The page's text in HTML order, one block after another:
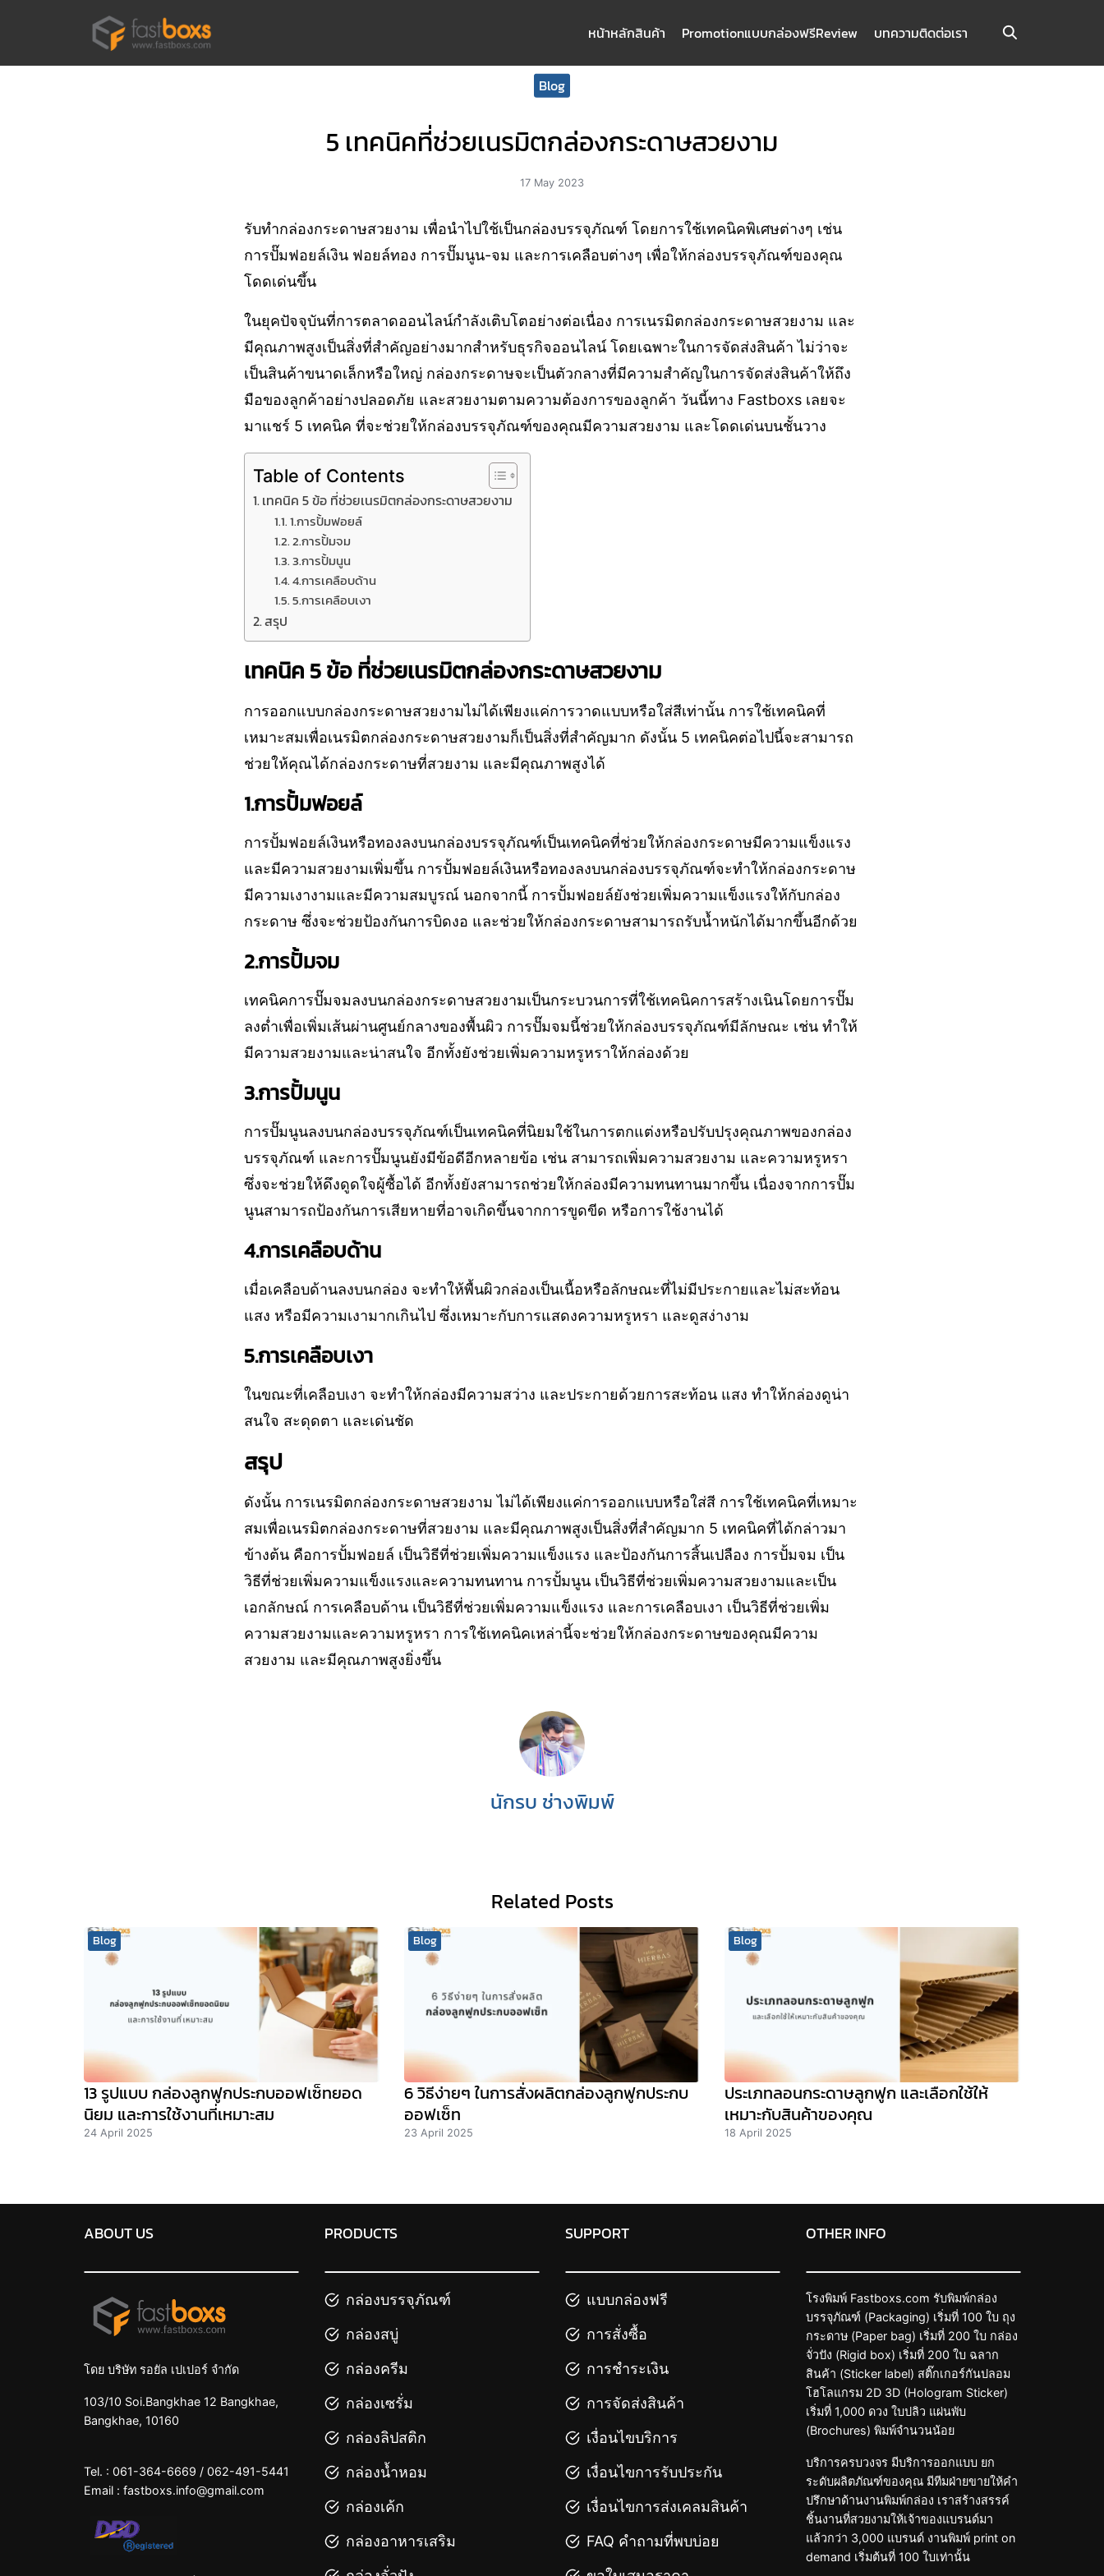
หน้าหลักสินค้า Promotionแบบกล่องฟรีReview บทความติดต่อเรา
Blog
5 เทคนิคที่ช่วยเนรมิตกล่องกระดาษสวยงาม
17 May 2023
รับทำกล่องกระดาษสวยงาม เพื่อนำไปใช้เป็นกล่องบรรจุภัณฑ์ โดยการใช้เทคนิคพิเศษต่างๆ เช่น
การปั๊มฟอยล์เงิน ฟอยล์ทอง การปั๊มนูน-จม และการเคลือบต่างๆ เพื่อให้กล่องบรรจุภัณฑ์ของคุณ
โดดเด่นขึ้น
ในยุคปัจจุบันที่การตลาดออนไลน์กำลังเติบโตอย่างต่อเนื่อง การเนรมิตกล่องกระดาษสวยงาม และ
มีคุณภาพสูงเป็นสิ่งที่สำคัญอย่างมากสำหรับธุรกิจออนไลน์ โดยเฉพาะในการจัดส่งสินค้า ไม่ว่าจะ
เป็นสินค้าขนาดเล็กหรือใหญ่ กล่องกระดาษจะเป็นตัวกลางที่มีความสำคัญในการจัดส่งสินค้าให้ถึง
มือของลูกค้าอย่างปลอดภัย และสวยงามตามความต้องการของลูกค้า วันนี้ทาง Fastboxs เลยจะ
มาแชร์ 5 เทคนิค ที่จะช่วยให้กล่องบรรจุภัณฑ์ของคุณมีความสวยงาม และโดดเด่นบนชั้นวาง
Table of Contents
เทคนิค 5 ข้อ ที่ช่วยเนรมิตกล่องกระดาษสวยงาม
1.การปั้มฟอยล์
2.การปั้มจม
3.การปั้มนูน
4.การเคลือบด้าน
5.การเคลือบเงา
สรุป
เทคนิค 5 ข้อ ที่ช่วยเนรมิตกล่องกระดาษสวยงาม
การออกแบบกล่องกระดาษสวยงามไม่ได้เพียงแค่การวาดแบบหรือใส่สีเท่านั้น การใช้เทคนิคที่
เหมาะสมเพื่อเนรมิตกล่องกระดาษสวยงามก็เป็นสิ่งที่สำคัญมาก ดังนั้น 5 เทคนิคต่อไปนี้จะสามารถ
ช่วยให้คุณได้กล่องกระดาษที่สวยงาม และมีคุณภาพสูงได้
1.การปั้มฟอยล์
การปั้มฟอยล์เงินหรือทองลงบนกล่องบรรจุภัณฑ์เป็นเทคนิคที่ช่วยให้กล่องกระดาษมีความแข็งแรง
และมีความสวยงามเพิ่มขึ้น การปั้มฟอยล์เงินหรือทองลงบนกล่องบรรจุภัณฑ์จะทำให้กล่องกระดาษ
มีความเงางามและมีความสมบูรณ์ นอกจากนี้ การปั้มฟอยล์ยังช่วยเพิ่มความแข็งแรงให้กับกล่อง
กระดาษ ซึ่งจะช่วยป้องกันการบิดงอ และช่วยให้กล่องกระดาษสามารถรับน้ำหนักได้มากขึ้นอีกด้วย
2.การปั้มจม
เทคนิคการปั๊มจมลงบนกล่องกระดาษสวยงามเป็นกระบวนการที่ใช้เทคนิคการสร้างเนินโดยการปั๊ม
ลงต่ำเพื่อเพิ่มเส้นผ่านศูนย์กลางของพื้นผิว การปั๊มจมนี้ช่วยให้กล่องบรรจุภัณฑ์มีลักษณะ เช่น ทำให้
มีความสวยงามและน่าสนใจ อีกทั้งยังช่วยเพิ่มความหรูหราให้กล่องด้วย
3.การปั้มนูน
การปั๊มนูนลงบนกล่องบรรจุภัณฑ์เป็นเทคนิคที่นิยมใช้ในการตกแต่งหรือปรับปรุงคุณภาพของกล่อง
บรรจุภัณฑ์ และการปั๊มนูนยังมีข้อดีอีกหลายข้อ เช่น สามารถเพิ่มความสวยงาม และความหรูหรา
ซึ่งจะช่วยให้ดึงดูดใจผู้ซื้อได้ อีกทั้งยังสามารถช่วยให้กล่องมีความทนทานมากขึ้น เนื่องจากการปั๊ม
นูนสามารถป้องกันการเสียหายที่อาจเกิดขึ้นจากการขูดขีด หรือการใช้งานได้
4.การเคลือบด้าน
เมื่อเคลือบด้านลงบนกล่อง จะทำให้พื้นผิวกล่องเป็นเนื้อหรือลักษณะที่ไม่มีประกายและไม่สะท้อน
แสง หรือมีความเงามากเกินไป ซึ่งเหมาะกับการแสดงความหรูหรา และดูสง่างาม
5.การเคลือบเงา
ในขณะที่เคลือบเงา จะทำให้กล่องมีความสว่าง และประกายด้วยการสะท้อน แสง ทำให้กล่องดูน่า
สนใจ สะดุดตา และเด่นชัด
สรุป
ดังนั้น การเนรมิตกล่องกระดาษสวยงาม ไม่ได้เพียงแค่การออกแบบหรือใส่สี การใช้เทคนิคที่เหมาะ
สมเพื่อเนรมิตกล่องกระดาษที่สวยงาม และมีคุณภาพสูงเป็นสิ่งที่สำคัญมาก 5 เทคนิคที่ได้กล่าวมา
ข้างต้น คือการปั้มฟอยล์ เป็นวิธีที่ช่วยเพิ่มความแข็งแรง และป้องกันการสิ้นเปลือง การปั้มจม เป็น
วิธีที่ช่วยเพิ่มความแข็งแรงและความทนทาน การปั้มนูน เป็นวิธีที่ช่วยเพิ่มความสวยงามและเป็น
เอกลักษณ์ การเคลือบด้าน เป็นวิธีที่ช่วยเพิ่มความแข็งแรง และการเคลือบเงา เป็นวิธีที่ช่วยเพิ่ม
ความสวยงามและความหรูหรา การใช้เทคนิคเหล่านี้จะช่วยให้กล่องกระดาษของคุณมีความ
สวยงาม และมีคุณภาพสูงยิ่งขึ้น
นักรบ ช่างพิมพ์
Related Posts
Blog
13 รูปแบบ กล่องลูกฟูกประกบออฟเซ็ทยอด
นิยม และการใช้งานที่เหมาะสม
24 April 2025
Blog
6 วิธีง่ายๆ ในการสั่งผลิตกล่องลูกฟูกประกบ
ออฟเซ็ท
23 April 2025
Blog
ประเภทลอนกระดาษลูกฟูก และเลือกใช้ให้
เหมาะกับสินค้าของคุณ
18 April 2025
ABOUT US
โดย บริษัท รอยัล เปเปอร์ จำกัด
103/10 Soi.Bangkhae 12 Bangkhae,
Bangkhae, 10160
Tel. : 061-364-6669 / 062-491-5441
Email : fastboxs.info@gmail.com
PRODUCTS
กล่องบรรจุภัณฑ์
กล่องสบู่
กล่องครีม
กล่องเซรั่ม
กล่องลิปสติก
กล่องน้ำหอม
กล่องเค้ก
กล่องอาหารเสริม
SUPPORT
แบบกล่องฟรี
การสั่งซื้อ
การชำระเงิน
การจัดส่งสินค้า
เงื่อนไขบริการ
เงื่อนไขการรับประกัน
เงื่อนไขการส่งเคลมสินค้า
FAQ คำถามที่พบบ่อย
OTHER INFO
โรงพิมพ์ Fastboxs.com รับพิมพ์กล่อง
บรรจุภัณฑ์ (Packaging) เริ่มที่ 100 ใบ ถุง
กระดาษ (Paper bag) เริ่มที่ 200 ใบ กล่อง
จั่วปัง (Rigid box) เริ่มที่ 200 ใบ ฉลาก
สินค้า (Sticker label) สติ๊กเกอร์กันปลอม
โฮโลแกรม 2D 3D (Hologram Sticker)
เริ่มที่ 1,000 ดวง ใบปลิว แผ่นพับ
(Brochures) พิมพ์จำนวนน้อย
บริการครบวงจร มีบริการออกแบบ ยก
ระดับผลิตภัณฑ์ของคุณ มีทีมฝ่ายขายให้คำ
ปรึกษาด้านงานพิมพ์กล่อง เราสร้างสรรค์
ชิ้นงานที่สวยงามให้เจ้าของแบรนด์มา
แล้วกว่า 3,000 แบรนด์ งานพิมพ์ print on
demand เริ่มต้นที่ 100 ใบเท่านั้น